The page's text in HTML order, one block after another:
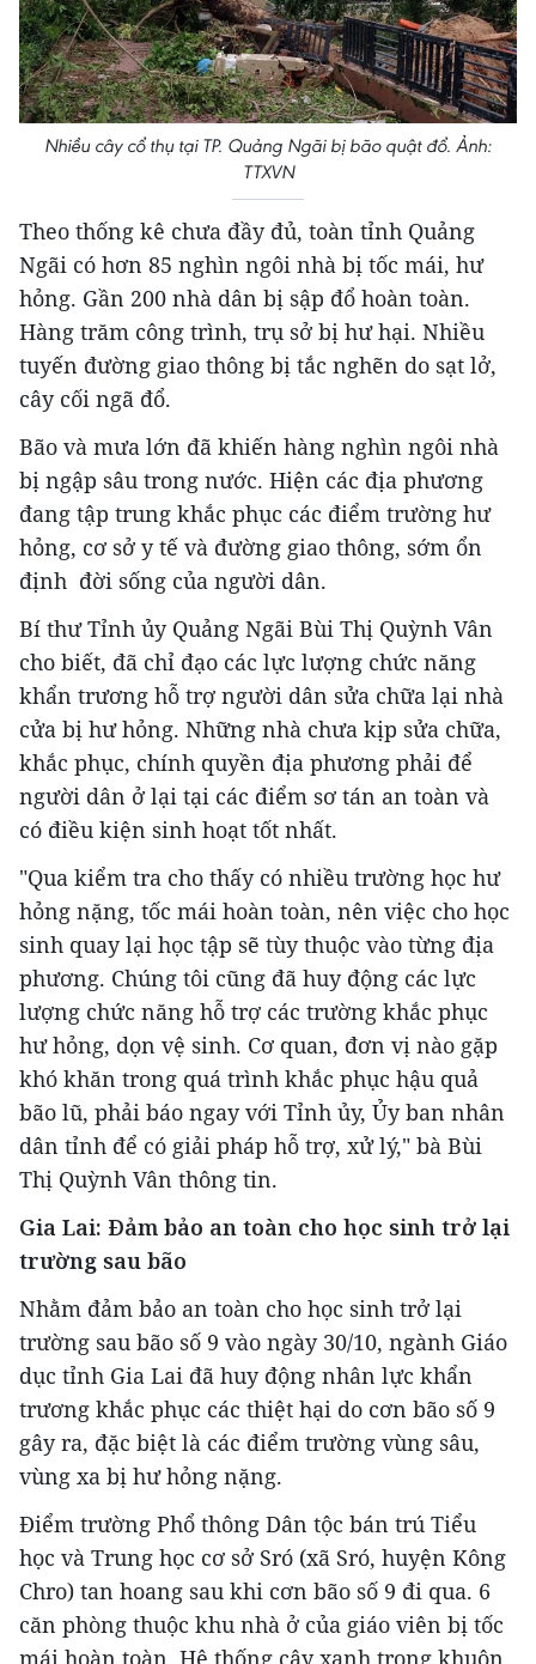
Nhiều cây cổ thụ tại TP. Quảng Ngãi bị bão quật đổ. Ảnh:
TTXVN
Theo thống kê chưa đầy đủ, toàn tỉnh Quảng
Ngãi có hơn 85 nghìn ngôi nhà bị tốc mái, hư
hỏng. Gần 200 nhà dân bị sập đổ hoàn toàn.
Hàng trăm công trình, trụ sở bị hư hại. Nhiều
tuyến đường giao thông bị tắc nghẽn do sạt lở,
cây cối ngã đổ.
Bão và mưa lớn đã khiến hàng nghìn ngôi nhà
bị ngập sâu trong nước. Hiện các địa phương
đang tập trung khắc phục các điểm trường hư
hỏng, cơ sở y tế và đường giao thông, sớm ổn
định đời sống của người dân.
Bí thư Tỉnh ủy Quảng Ngãi Bùi Thị Quỳnh Vân
cho biết, đã chỉ đạo các lực lượng chức năng
khẩn trương hỗ trợ người dân sửa chữa lại nhà
cửa bị hư hỏng. Những nhà chưa kịp sửa chữa,
khắc phục, chính quyền địa phương phải để
người dân ở lại tại các điểm sơ tán an toàn và
có điều kiện sinh hoạt tốt nhất.
"Qua kiểm tra cho thấy có nhiều trường học hư
hỏng nặng, tốc mái hoàn toàn, nên việc cho học
sinh quay lại học tập sẽ tùy thuộc vào từng địa
phương. Chúng tôi cũng đã huy động các lực
lượng chức năng hỗ trợ các trường khắc phục
hư hỏng, dọn vệ sinh. Cơ quan, đơn vị nào gặp
khó khăn trong quá trình khắc phục hậu quả
bão lũ, phải báo ngay với Tỉnh ủy, Ủy ban nhân
dân tỉnh để có giải pháp hỗ trợ, xử lý," bà Bùi
Thị Quỳnh Vân thông tin.
Gia Lai: Đảm bảo an toàn cho học sinh trở lại
trường sau bão
Nhằm đảm bảo an toàn cho học sinh trở lại
trường sau bão số 9 vào ngày 30/10, ngành Giáo
dục tỉnh Gia Lai đã huy động nhân lực khẩn
trương khắc phục các thiệt hại do cơn bão số 9
gây ra, đặc biệt là các điểm trường vùng sâu,
vùng xa bị hư hỏng nặng.
Điểm trường Phổ thông Dân tộc bán trú Tiểu
học và Trung học cơ sở Sró (xã Sró, huyện Kông
Chro) tan hoang sau khi cơn bão số 9 đi qua. 6
căn phòng thuộc khu nhà ở của giáo viên bị tốc
mái hoàn toàn. Hệ thống cây xanh trong khuôn